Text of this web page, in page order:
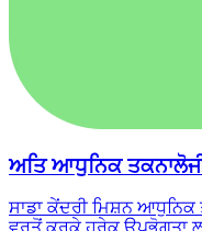
ਅਤਿ ਆਧੁਨਿਕ
ਸਾਡਾ ਕੇਂਦਰੀ ਮਿਸ਼ਨ ਆਧੁਨਿਕ